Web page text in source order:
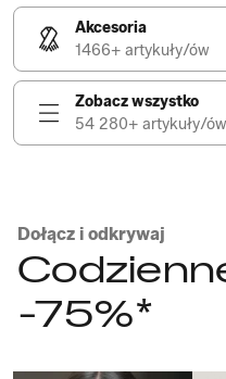
Akcesoria
1466+ artykuły/ów
Zobacz wszystko
54 280+ artykuły/ów
Dołącz i odkrywaj
-75%*